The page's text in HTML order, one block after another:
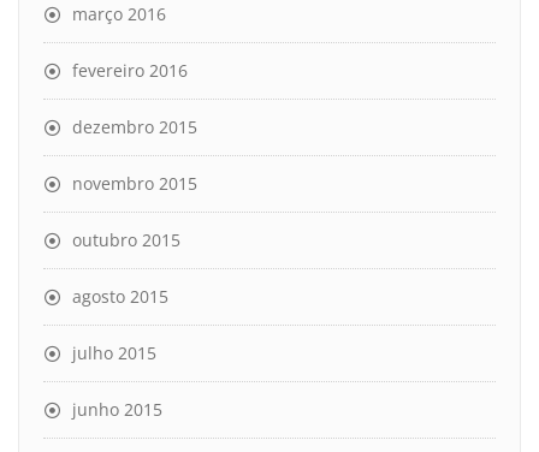
março 2016
fevereiro 2016
dezembro 2015
novembro 2015
outubro 2015
agosto 2015
julho 2015
junho 2015